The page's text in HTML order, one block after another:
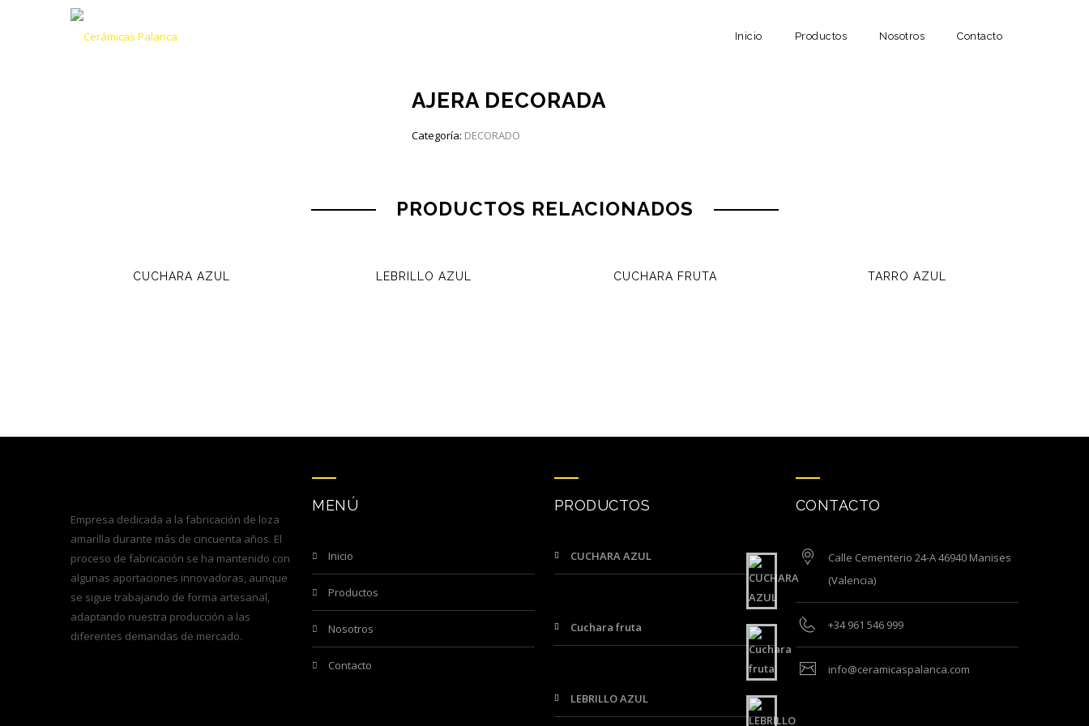
Inicio Productos Nosotros Contacto
AJERA DECORADA
Categoría: DECORADO
PRODUCTOS RELACIONADOS
CUCHARA AZUL LEBRILLO AZUL CUCHARA FRUTA TARRO AZUL
Empresa dedicada a la fabricación de loza
amarilla durante más de cincuenta años. El
proceso de fabricación se ha mantenido con
algunas aportaciones innovadoras, aunque
se sigue trabajando de forma artesanal,
adaptando nuestra producción a las
diferentes demandas de mercado.
MENÚ
inicio
productos
nosotros
contacto
PRODUCTOS
CUCHARA AZUL
Cuchara fruta
LEBRILLO AZUL
CONTACTO
Calle Cementerio 24-A 46940 Manises
(Valencia)
+34 961 546 999
info@ceramicaspalanca.com